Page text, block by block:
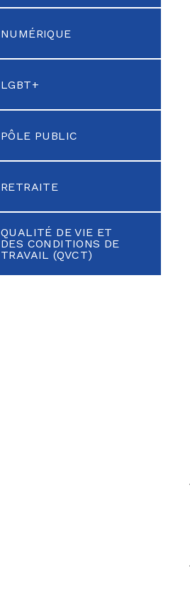
NUMÉRIQUE
LGBT+
PÔLE PUBLIC
RETRAITE
QUALITÉ DE VIE ET
DES CONDITIONS DE
TRAVAIL (QVCT)